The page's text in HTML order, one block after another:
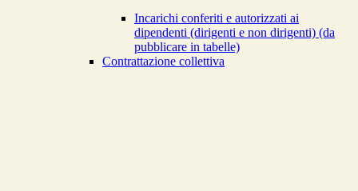
Incarichi conferiti e autorizzati ai
dipendenti (dirigenti e non dirigenti) (da
pubblicare in tabelle)
Contrattazione collettiva